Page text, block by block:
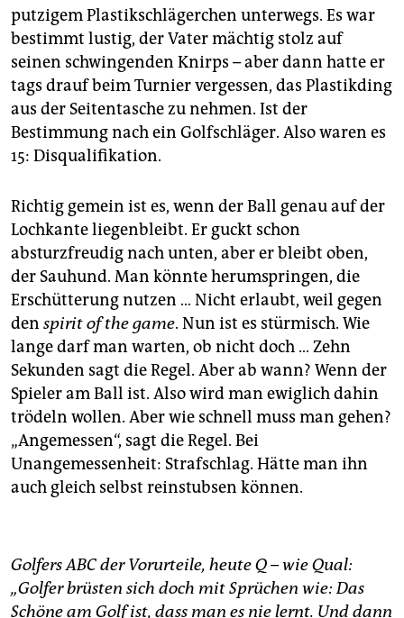
putzigem Plastikschlägerchen unterwegs. Es war
bestimmt lustig, der Vater mächtig stolz auf
seinen schwingenden Knirps – aber dann hatte er
tags drauf beim Turnier vergessen, das Plastikding
aus der Seitentasche zu nehmen. Ist der
Bestimmung nach ein Golfschläger. Also waren es
15: Disqualifikation.
Richtig gemein ist es, wenn der Ball genau auf der
Lochkante liegenbleibt. Er guckt schon
absturzfreudig nach unten, aber er bleibt oben,
der Sauhund. Man könnte herumspringen, die
Erschütterung nutzen … Nicht erlaubt, weil gegen
den spirit of the game. Nun ist es stürmisch. Wie
lange darf man warten, ob nicht doch … Zehn
Sekunden sagt die Regel. Aber ab wann? Wenn der
Spieler am Ball ist. Also wird man ewiglich dahin
trödeln wollen. Aber wie schnell muss man gehen?
„Angemessen“, sagt die Regel. Bei
Unangemessenheit: Strafschlag. Hätte man ihn
auch gleich selbst reinstubsen können.
Golfers ABC der Vorurteile, heute Q – wie Qual:
„Golfer brüsten sich doch mit Sprüchen wie: Das
Schöne am Golf ist, dass man es nie lernt. Und dann